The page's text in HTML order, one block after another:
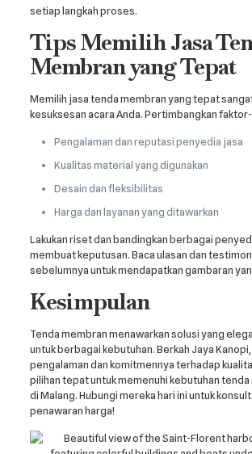
setiap langkah proses.
Tips Memilih Jasa
Membran yang Tepat
Memilih jasa tenda membran yang tepat
kesuksesan acara Anda. Pertimbangkan
Pengalaman dan reputasi penyedia jasa
Kualitas material yang digunakan
Desain dan fleksibilitas
Harga dan layanan yang ditawarkan
Lakukan riset dan bandingkan berbagai
membuat keputusan. Baca ulasan dan
sebelumnya untuk mendapatkan gambaran
Kesimpulan
Tenda membran menawarkan solusi yang
untuk berbagai kebutuhan. Berkah Jaya
pengalaman dan komitmennya terhadap
pilihan tepat untuk memenuhi kebutuhan tenda
di Malang. Hubungi mereka hari ini untuk
penawaran harga!